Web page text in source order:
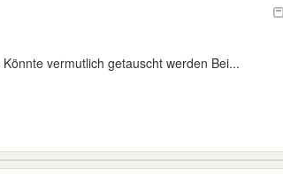
vermutlich getauscht werden Bei...